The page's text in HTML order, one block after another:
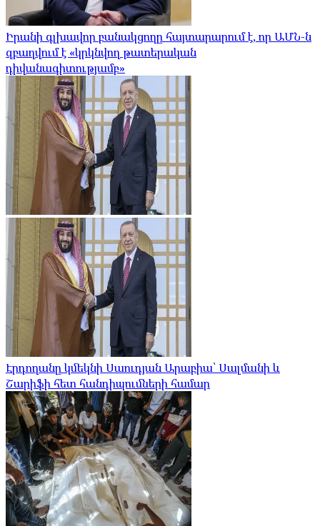
Իրանի գլխավոր բանակցողը հայտարարում է, որ ԱՄՆ-ն
զբաղվում է «կրկնվող թատերական
դիվանագիտությամբ»
Էրդողանը կմեկնի Սաուդյան Արաբիա՝ Սալմանի և
Շարիֆի հետ հանդիպումների համար